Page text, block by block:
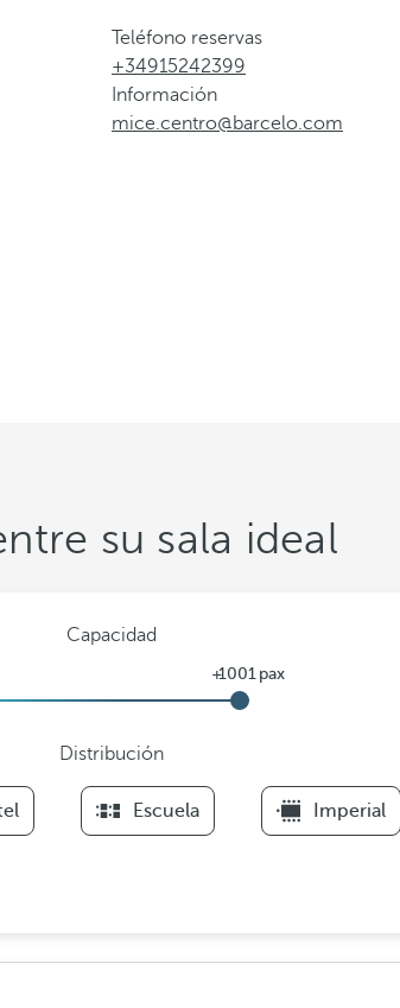
Teléfono reservas
+34915242399
Información
mice.centro@barcelo.com
su sala ideal
Capacidad
Distribución
F
s
Escuela Imperial